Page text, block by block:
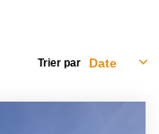
Trier par